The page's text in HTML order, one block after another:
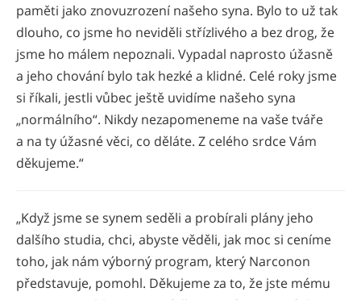
paměti jako znovuzrození našeho syna. Bylo to už tak
dlouho, co jsme ho neviděli střízlivého a bez drog, že
jsme ho málem nepoznali. Vypadal naprosto úžasně
a jeho chování bylo tak hezké a klidné. Celé roky jsme
si říkali, jestli vůbec ještě uvidíme našeho syna
„normálního“. Nikdy nezapomeneme na vaše tváře
a na ty úžasné věci, co děláte. Z celého srdce Vám
děkujeme.“
„Když jsme se synem seděli a probírali plány jeho
dalšího studia, chci, abyste věděli, jak moc si ceníme
toho, jak nám výborný program, který Narconon
představuje, pomohl. Děkujeme za to, že jste mému